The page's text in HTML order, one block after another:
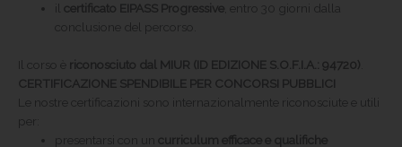
ilcertificato EIPASS Progressive , entro 30 giorni dalla
conclusione del percorso.
Il corso è riconosciuto dal MIUR (ID EDIZIONE S.O.F.I.A.: 94720)
CERTIFICAZIONE SPENDIBILE PER CONCORSI PUBBLICI
Le nostre certificazioni sono internazionalmente riconosciute e utili
per:
presentarsi con uncurriculum efficace e qualifiche